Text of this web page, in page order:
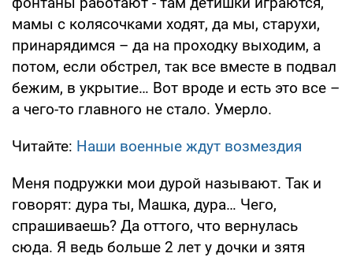
мамы с колясочками ходят, да мы, старухи,
принарядимся – да на проходку выходим, а
потом, если обстрел, так все вместе в подвал
бежим, в укрытие… Вот вроде и есть это все –
а чего-то главного не стало. Умерло.
Читайте: Наши военные ждут возмездия
Меня подружки мои дурой называют. Так и
говорят: дура ты, Машка, дура… Чего,
спрашиваешь? Да оттого, что вернулась
сюда. Я ведь больше 2 лет у дочки и зятя